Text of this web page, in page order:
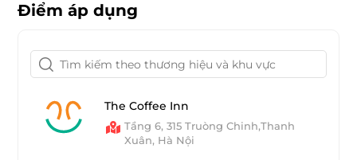
Điểm áp dụng
The Coffee Inn
Tầng 6, 315 Truòng Chinh,Thanh
Xuân, Hà Nội